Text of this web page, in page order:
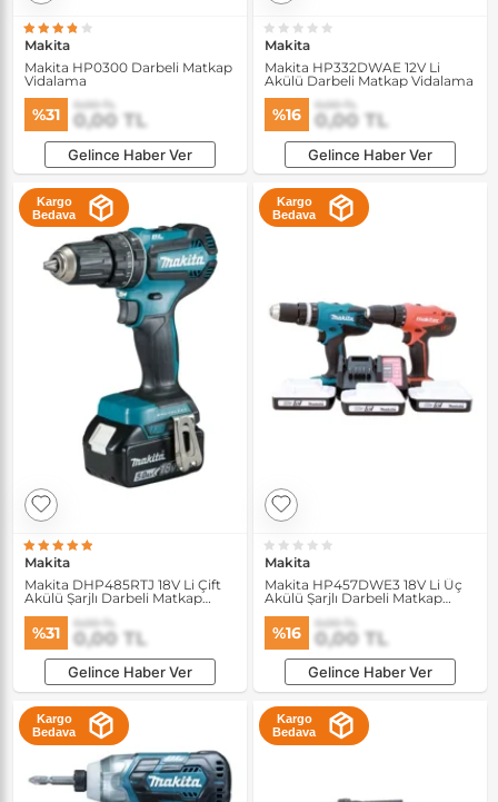
Makita
Makita HP0300 Darbeli Matkap
Vidalama
%31 0,00 TL
0,00 TL
Gelince Haber Ver
Makita
Makita HP332DWAE 12V Li
Akülü Darbeli Matkap Vidalama
%16 0,00 TL
0,00 TL
Gelince Haber Ver
Kargo
Bedava
Makita
Makita DHP485RTJ 18V Li Çift
Akülü Şarjlı Darbeli Matkap
%31 0,00 TL
0,00 TL
Gelince Haber Ver
Kargo
Bedava
Makita
Makita HP457DWE3 18V Li Üç
Akülü Şarjlı Darbeli Matkap
%16 0,00 TL
0,00 TL
Gelince Haber Ver
Kargo
Bedava
Kargo
Bedava